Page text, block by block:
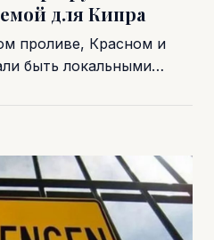
для Кипра
проливе, Красном и
быть локальными…